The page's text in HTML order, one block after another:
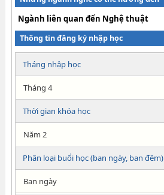
Ngành liên quan đến Nghệ thuật
Thông tin đăng ký nhập học
Tháng nhập học
Tháng 4
Thời gian khóa học
Năm 2
Phân loại buổi học (ban ngày, ban đêm)
Ban ngày